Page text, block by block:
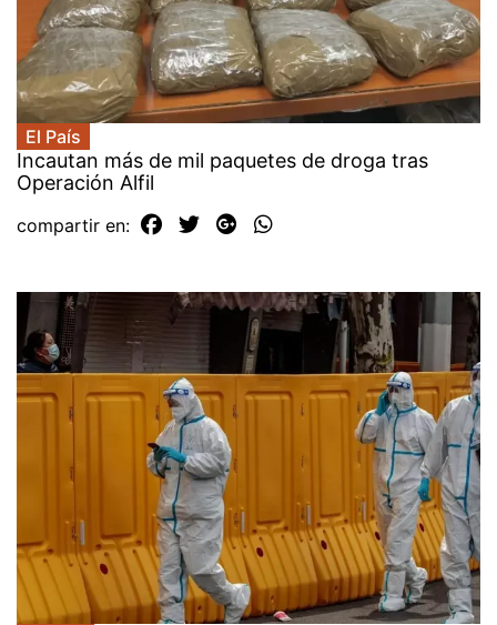
El País
Incautan más de mil paquetes de droga tras
Operación Alfil
compartir en: